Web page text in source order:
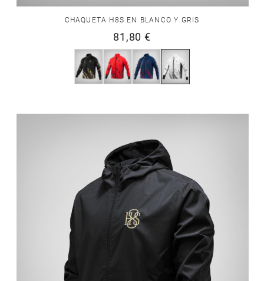
CHAQUETA H8S EN BLANCO Y GRIS
81,80 €